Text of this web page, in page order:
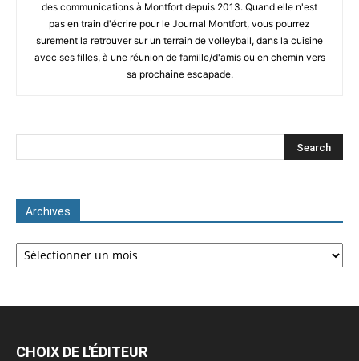
des communications à Montfort depuis 2013. Quand elle n'est
pas en train d'écrire pour le Journal Montfort, vous pourrez
surement la retrouver sur un terrain de volleyball, dans la cuisine
avec ses filles, à une réunion de famille/d'amis ou en chemin vers
sa prochaine escapade.
Archives
Archives
CHOIX DE L'ÉDITEUR